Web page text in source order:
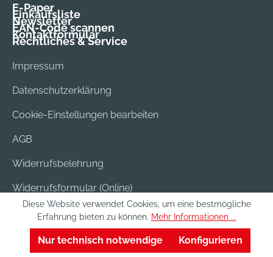
E-Paper
Einkaufsliste
Newsletter
EAN-Code scannen
Kontaktformular
Rechtliches & Service
Impressum
Datenschutzerklärung
Cookie-Einstellungen bearbeiten
AGB
Widerrufsbelehrung
Widerrufsformular (Online)
Versand & Bezahlung
Batterieentsorgung
Diese Website verwendet Cookies, um eine bestmögliche
Erfahrung bieten zu können. Mehr Informationen ...
Nur technisch notwendige Konfigurieren